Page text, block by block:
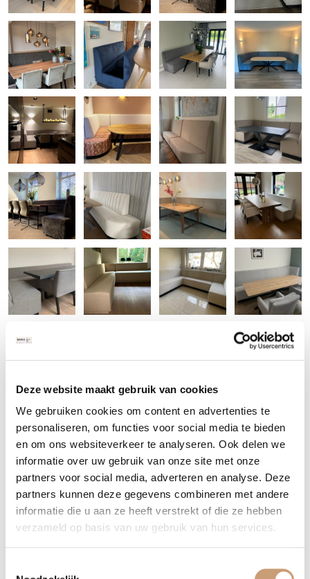
Deze website maakt gebruik van cookies
We gebruiken cookies om content en advertenties te
personaliseren, om functies voor social media te bieden
en om ons websiteverkeer te analyseren. Ook delen we
informatie over uw gebruik van onze site met onze
partners voor social media, adverteren en analyse. Deze
partners kunnen deze gegevens combineren met andere
informatie die u aan ze heeft verstrekt of die ze hebben
verzameld op basis van uw gebruik van hun services.
Levertijd luxe eetkamerbank
De levertijd van de luxe eetkamerbank bedraagt gemiddeld 6 tot
8 weken. Wilt u meer informatie ontvangen of heeft u vragen,
neem dan contact met ons op via het onderstaande
contactformulier, wij zullen hier dan zo snel mogelijk op